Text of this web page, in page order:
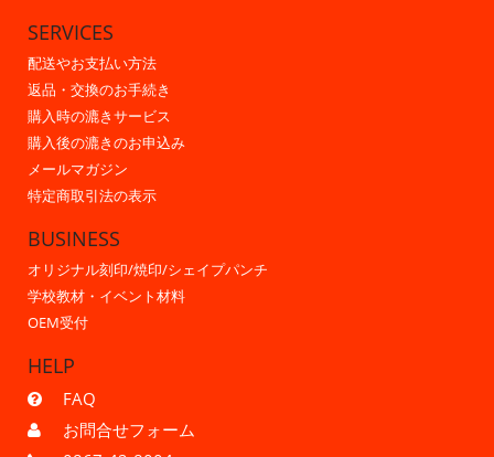
SERVICES
配送やお支払い方法
返品・交換のお手続き
購入時の漉きサービス
購入後の漉きのお申込み
メールマガジン
特定商取引法の表示
BUSINESS
オリジナル刻印/焼印/シェイプパンチ
学校教材・イベント材料
OEM受付
HELP
FAQ
お問合せフォーム